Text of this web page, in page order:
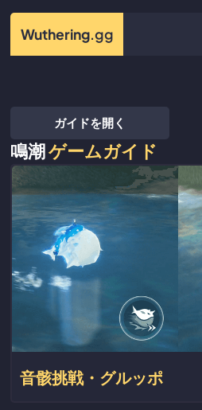
Wuthering.gg
ガイドを開く
鳴潮ゲームガイド
音骸挑戦・グルッポ